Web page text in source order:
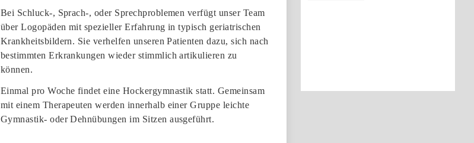
Bei Schluck-, Sprach-, oder Sprechproblemen verfügt unser Team
über Logopäden mit spezieller Erfahrung in typisch geriatrischen
Krankheitsbildern. Sie verhelfen unseren Patienten dazu, sich nach
bestimmten Erkrankungen wieder stimmlich artikulieren zu
können.
Einmal pro Woche findet eine Hockergymnastik statt. Gemeinsam
mit einem Therapeuten werden innerhalb einer Gruppe leichte
Gymnastik- oder Dehnübungen im Sitzen ausgeführt.